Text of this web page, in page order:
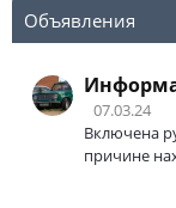
Объявления
07.03.24
Включена
причине